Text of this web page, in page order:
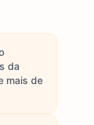
da
mais de